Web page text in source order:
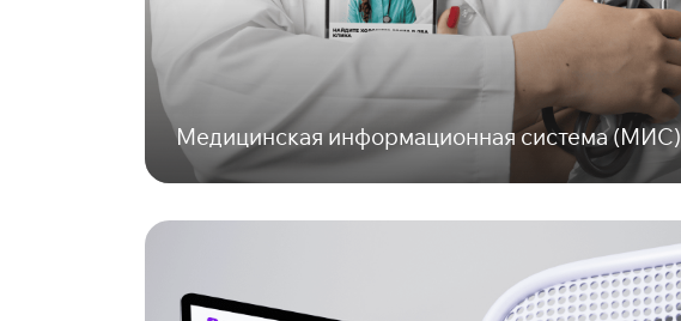
Медицинская информационная система (МИС)